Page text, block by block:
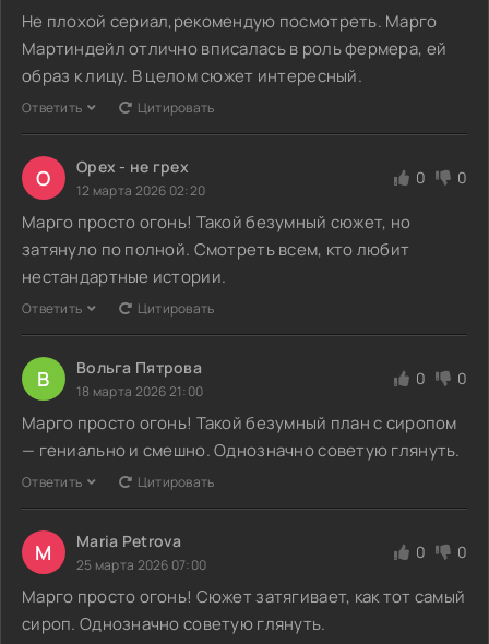
Не плохой сериал,рекомендую посмотреть. Марго
Мартиндейл отлично вписалась в роль фермера, ей
образ к лицу. В целом сюжет интересный.
Ответить Цитировать
О Орех - не грех
12 марта 2026 02:20
0 0
Марго просто огонь! Такой безумный сюжет, но
затянуло по полной. Смотреть всем, кто любит
нестандартные истории.
Ответить Цитировать
В Вольга Пятрова
18 марта 2026 21:00
0 0
Марго просто огонь! Такой безумный план с сиропом
— гениально и смешно. Однозначно советую глянуть.
Ответить Цитировать
M Maria Petrova
25 марта 2026 07:00
0 0
Марго просто огонь! Сюжет затягивает, как тот самый
сироп. Однозначно советую глянуть.